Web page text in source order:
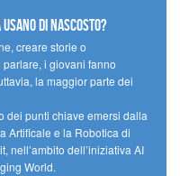
di nascosto?
creare storie o
i giovani fanno
la maggior parte dei
dei punti chiave emersi dalla
Artificale e la Robotica di
nell’ambito dell’iniziativa AI
World.